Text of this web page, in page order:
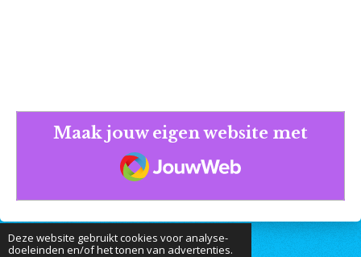
Deze website gebruikt cookies voor analyse-
doeleinden en/of het tonen van advertenties.
Maak jouw eigen website met
JouwWeb